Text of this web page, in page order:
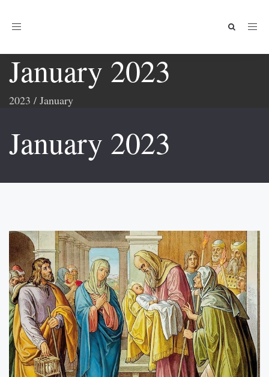
Toggle
January 2023
2023 / January
January 2023